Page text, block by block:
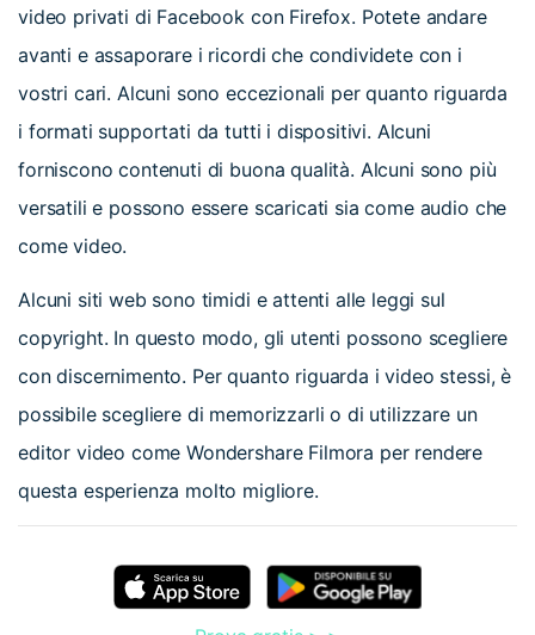
video privati di Facebook con Firefox. Potete andare
avanti e assaporare i ricordi che condividete con i
vostri cari. Alcuni sono eccezionali per quanto riguarda
i formati supportati da tutti i dispositivi. Alcuni
forniscono contenuti di buona qualità. Alcuni sono più
versatili e possono essere scaricati sia come audio che
come video.
Alcuni siti web sono timidi e attenti alle leggi sul
copyright. In questo modo, gli utenti possono scegliere
con discernimento. Per quanto riguarda i video stessi, è
possibile scegliere di memorizzarli o di utilizzare un
editor video come Wondershare Filmora per rendere
questa esperienza molto migliore.